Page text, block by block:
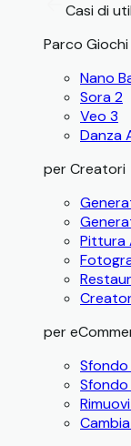
Casi di
Parco Giochi
Nano
Sora 2
Veo 3
Danza
per Creatori
Pittura
per
Sfondo